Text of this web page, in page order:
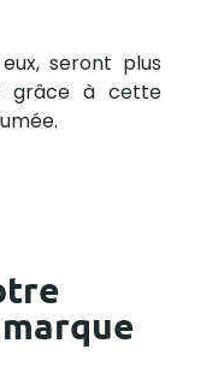
seront plus
grâce à cette